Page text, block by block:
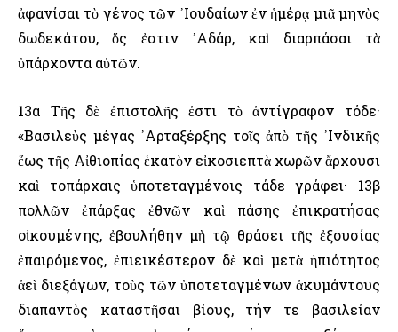
ἀφανίσαι τὸ γένος τῶν ᾿Ιουδαίων ἐν ἡμέρᾳ μιᾶ μηνὸς
δωδεκάτου, ὅς ἐστιν ᾿Αδάρ, καὶ διαρπάσαι τὰ
ὑπάρχοντα αὐτῶν.
13α Τῆς δὲ ἐπιστολῆς ἐστι τὸ ἀντίγραφον τόδε·
«Βασιλεὺς μέγας ᾿Αρταξέρξης τοῖς ἀπὸ τῆς ᾿Ινδικῆς
ἕως τῆς Αἰθιοπίας ἑκατὸν εἰκοσιεπτὰ χωρῶν ἄρχουσι
καὶ τοπάρχαις ὑποτεταγμένοις τάδε γράφει· 13β
πολλῶν ἐπάρξας ἐθνῶν καὶ πάσης ἐπικρατήσας
οἰκουμένης, ἐβουλήθην μὴ τῷ θράσει τῆς ἐξουσίας
ἐπαιρόμενος, ἐπιεικέστερον δὲ καὶ μετὰ ἠπιότητος
ἀεὶ διεξάγων, τοὺς τῶν ὑποτεταγμένων ἀκυμάντους
διαπαντὸς καταστῆσαι βίους, τήν τε βασιλείαν